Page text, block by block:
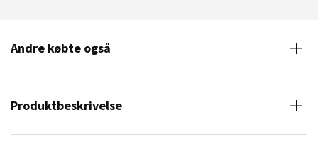
Andre købte også
Produktbeskrivelse